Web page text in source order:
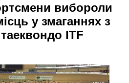
вибороли
у змаганнях з
ІTF